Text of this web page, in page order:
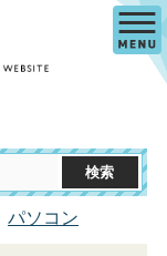
パソコン